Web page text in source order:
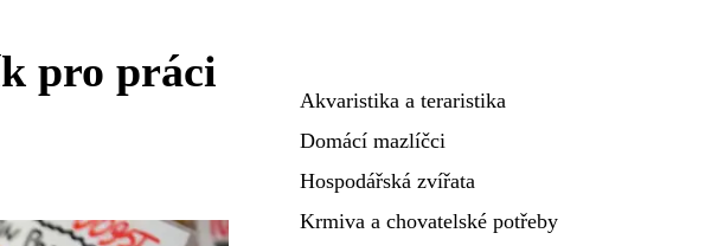
pro práci
Akvaristika a teraristika
Domácí mazlíčci
Hospodářská zvířata
Krmiva a chovatelské potřeby